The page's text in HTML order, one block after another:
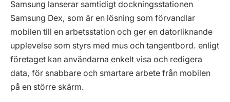
Samsung lanserar samtidigt dockningsstationen
Samsung Dex, som är en lösning som förvandlar
mobilen till en arbetsstation och ger en datorliknande
upplevelse som styrs med mus och tangentbord. enligt
företaget kan användarna enkelt visa och redigera
data, för snabbare och smartare arbete från mobilen
på en större skärm.